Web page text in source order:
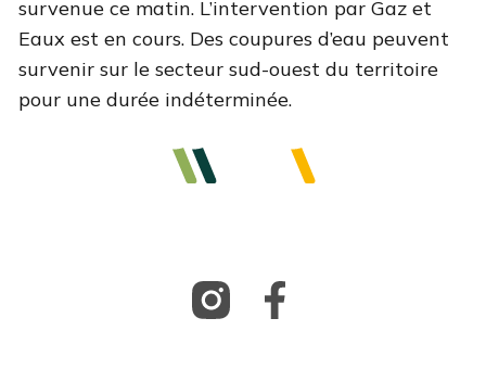
survenue ce matin. L’intervention par Gaz et
Eaux est en cours. Des coupures d’eau peuvent
survenir sur le secteur sud-ouest du territoire
pour une durée indéterminée.